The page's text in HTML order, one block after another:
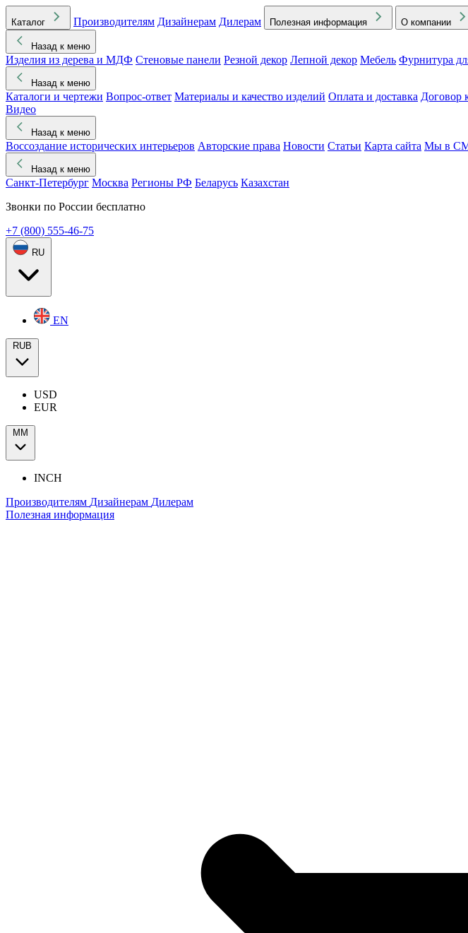
Каталог Производителям Дизайнерам Дилерам Полезная информация О компании
Назад к меню
Изделия из дерева и МДФ Стеновые панели Резной декор Лепной декор Мебель Фурнитура
Назад к меню
Каталоги и чертежи Вопрос-ответ Материалы и качество изделий Оплата и доставка Договор
Видео
Назад к меню
Воссоздание исторических интерьеров Авторские права Новости Статьи Карта сайта Мы в
Назад к меню
Санкт-Петербург Москва Регионы РФ Беларусь Казахстан
Звонки по России бесплатно
+7 (800) 555-46-75
RU
EN
RUB
USD
EUR
ММ
INCH
Производителям Дизайнерам Дилерам
Полезная информация